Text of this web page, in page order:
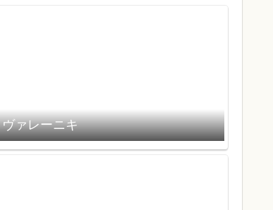
ヴァレーニキ